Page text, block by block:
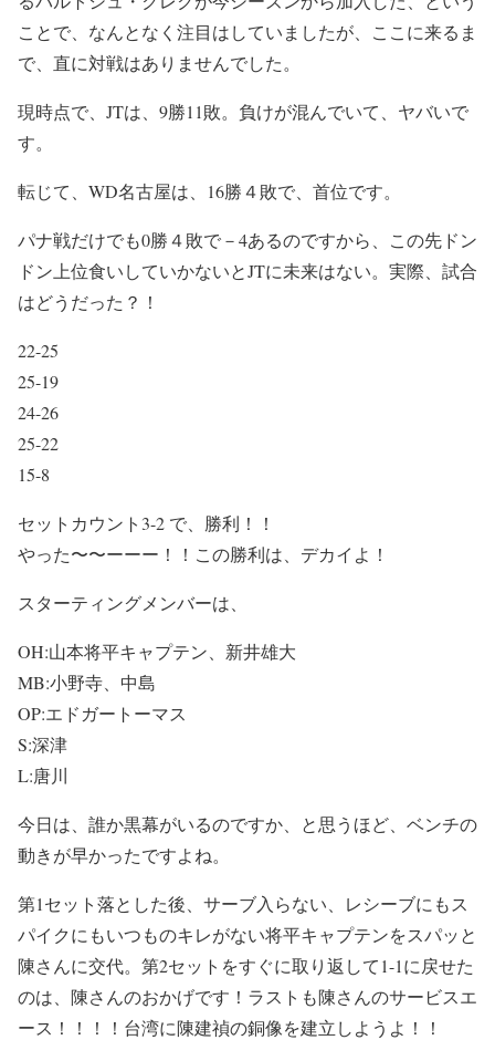
ことで、なんとなく注目はしていましたが、ここに来るま
で、直に対戦はありませんでした。
現時点で、JTは、9勝11敗。負けが混んでいて、ヤバいで
す。
転じて、WD名古屋は、16勝４敗で、首位です。
パナ戦だけでも0勝４敗で－4あるのですから、この先ドン
ドン上位食いしていかないとJTに未来はない。実際、試合
はどうだった？！
22-25
25-19
24-26
25-22
15-8
セットカウント3-2 で、勝利！！
やった〜〜ーーー！！この勝利は、デカイよ！
スターティングメンバーは、
OH:山本将平キャプテン、新井雄大
MB:小野寺、中島
OP:エドガートーマス
S:深津
L:唐川
今日は、誰か黒幕がいるのですか、と思うほど、ベンチの
動きが早かったですよね。
第1セット落とした後、サーブ入らない、レシーブにもス
パイクにもいつものキレがない将平キャプテンをスパッと
陳さんに交代。第2セットをすぐに取り返して1-1に戻せた
のは、陳さんのおかげです！ラストも陳さんのサービスエ
ース！！！！台湾に陳建禎の銅像を建立しようよ！！